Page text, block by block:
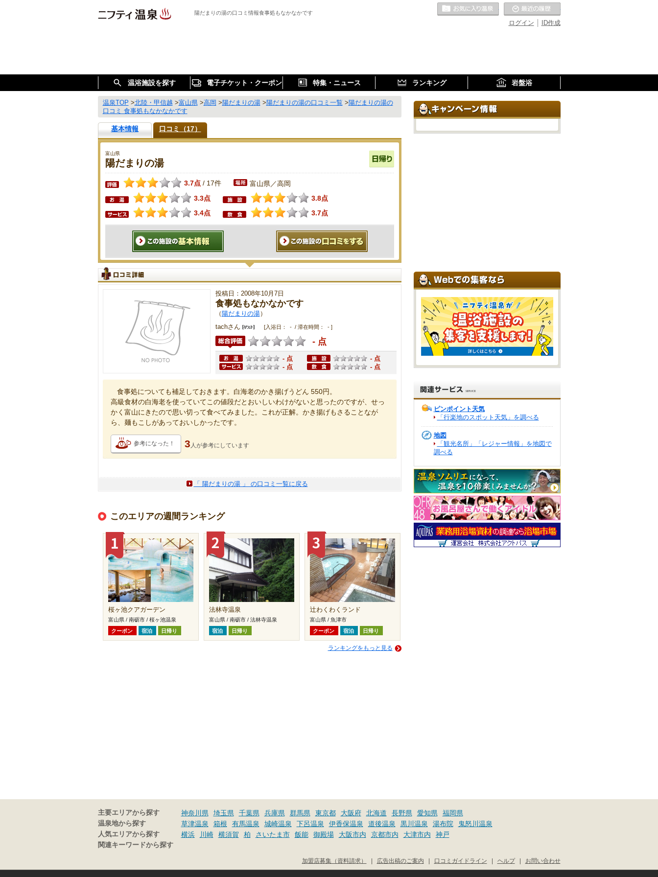
陽だまりの湯の口コミ情報食事処もなかなかです
ID作成
ログイン
お気に入りの温泉
温浴施設を探す 電子チケット・クーポン 特集・ニュース ランキング 岩盤浴
温泉TOP >北陸・甲信越 >富山県>高岡 >陽だまりの湯>陽だまりの湯の口コミ一覧 >陽だまりの湯の
口コミ 食事処もなかなかです
基本情報 口コミ（17）
富山県
陽だまりの湯
3.7点 / 17件 富山県／高岡
3.3点
3.8点
3.4点
3.7点
投稿日：2008年10月7日
食事処もなかなかです
（ 陽だまりの湯）
tachさん
[入浴日： - / 滞在時間： - ]
- 点
- 点
- 点
- 点
- 点
食事処についても補足しておきます。白海老のかき揚げうどん 550円。
高級食材の白海老を使っていてこの値段だとおいしいわけがないと思ったのですが、せっ
かく富山にきたので思い切って食べてみました。これが正解。かき揚げもさることなが
ら、麺もこしがあっておいしかったです。
参考になった！ 3 人が参考にしています
「 陽だまりの湯 」 の口コミ一覧に戻る
このエリアの週間ランキング
桜ヶ池クアガーデン
富山県 / 南砺市 / 桜ヶ池温泉
クーポン
宿泊 日帰り
法林寺温泉
富山県 / 南砺市 / 法林寺温泉
宿泊
日帰り
辻わくわくランド
富山県 / 魚津市
クーポン
宿泊 日帰り
ランキングをもっと見る
ピンポイント天気
「行楽地のスポット天気」を調べる
地図
「観光名所」「レジャー情報」を地図で
調べる
主要エリアから探す 神奈川県 埼玉県 千葉県 兵庫県 群馬県 東京都 大阪府 北海道 長野県 愛知県 福岡県
温泉地から探す 草津温泉 箱根 有馬温泉 城崎温泉 下呂温泉 伊香保温泉 道後温泉 黒川温泉 湯布院 鬼怒川温泉
人気エリアから探す 横浜 川崎 横須賀 柏 さいたま市 飯能 御殿場 大阪市内 京都市内 大津市内 神戸
関連キーワードから探す
お問い合わせ
|
ヘルプ
|
口コミガイドライン
|
広告出稿のご案内
|
加盟店募集（資料請求）